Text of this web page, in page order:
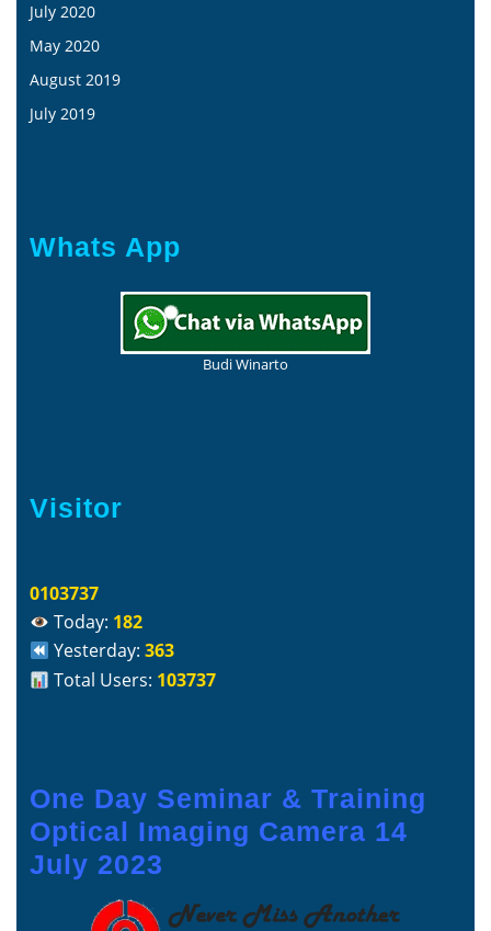
July 2020
May 2020
August 2019
July 2019
Whats App
Budi Winarto
Visitor
0103737
Today: 182
Yesterday:363
Total Users: 103737
One Day Seminar & Training
Optical Imaging Camera 14
July 2023